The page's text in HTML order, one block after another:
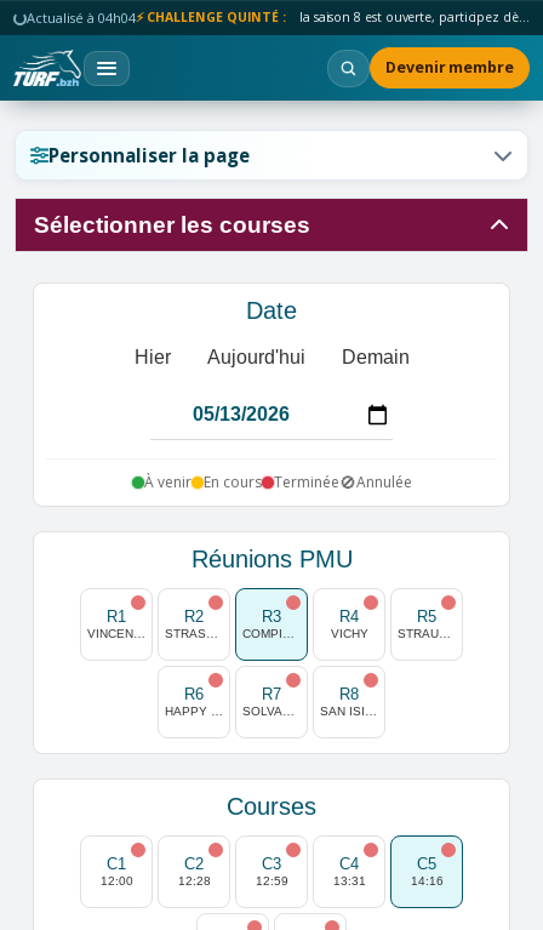
Actualisé à 04h04⚡ CHALLENGE QUINTÉ : la saison 8 est ouverte, participez dès maintenant !
Devenir membre
Personnaliser la page
Sélectionner les courses
Date
Hier Aujourd'hui Demain
À venir En cours Terminée🚫Annulée
Réunions PMU
R1 R2 R3 R4
VICHY
R5
R6 R7 R8
Courses
C1
12:00
C2
12:28
C3
12:59
C4
13:31
C5
14:16
Réinitialiser l'affichage ?
Réinitialiser